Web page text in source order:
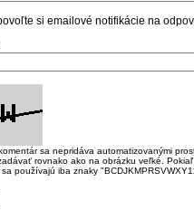
si emailové notifikácie na
sa nepridáva automatizovanými
rovnako ako na obrázku veľké.
používajú iba znaky